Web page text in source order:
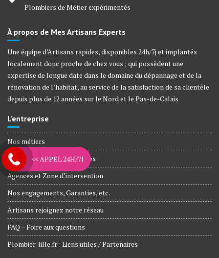
Plombiers de Métier expérimentés
À propos de Mes Artisans Experts
Une équipe d’Artisans rapides, disponibles 24h/7j et implantés
localement donc proche de chez vous ; qui possèdent une
expertise de longue date dans le domaine du dépannage et de la
rénovation de l’habitat, au service de la satisfaction de sa clientèle
depuis plus de 12 années sur le Nord et le Pas-de-Calais
L’entreprise
Nos métiers
Plombiers Agréé Assurances
Agences et Zone d’intervention
Nos engagements, Garanties, etc.
Artisans rejoignez notre réseau
FAQ – Foire aux questions
Plombier-lille.fr : Liens utiles / Partenaires
<< APPEL 24H/7J